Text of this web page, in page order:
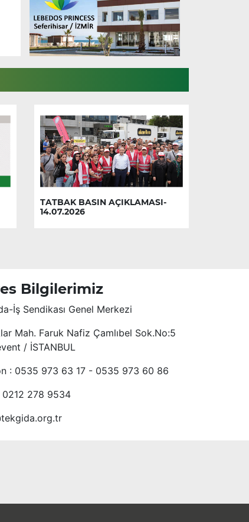
TATBAK BASIN AÇIKLAMASI-
14.07.2026
Bilgilerimiz
İş Sendikası Genel Merkezi
Mah. Faruk Nafiz Çamlıbel Sok.No:5
/ İSTANBUL
: 0535 973 63 17 - 0535 973 60 86
0212 278 9534